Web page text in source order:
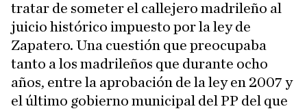
tratar de someter el callejero madrileño al
juicio histórico impuesto por la ley de
Zapatero. Una cuestión que preocupaba
tanto a los madrileños que durante ocho
años, entre la aprobación de la ley en 2007 y
el último gobierno municipal del PP del que